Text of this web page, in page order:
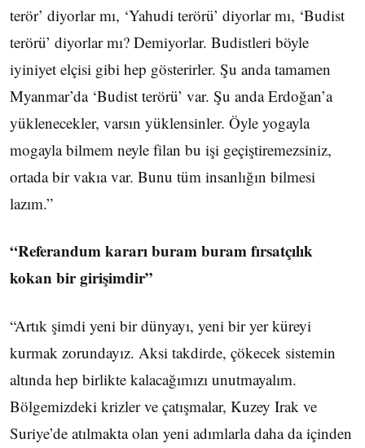
terör’ diyorlar mı, ‘Yahudi terörü’ diyorlar mı, ‘Budist
terörü’ diyorlar mı? Demiyorlar. Budistleri böyle
iyiniyet elçisi gibi hep gösterirler. Şu anda tamamen
Myanmar’da ‘Budist terörü’ var. Şu anda Erdoğan’a
yüklenecekler, varsın yüklensinler. Öyle yogayla
mogayla bilmem neyle filan bu işi geçiştiremezsiniz,
ortada bir vakıa var. Bunu tüm insanlığın bilmesi
lazım.”
“Referandum kararı buram buram fırsatçılık
kokan bir girişimdir”
“Artık şimdi yeni bir dünyayı, yeni bir yer küreyi
kurmak zorundayız. Aksi takdirde, çökecek sistemin
altında hep birlikte kalacağımızı unutmayalım.
Bölgemizdeki krizler ve çatışmalar, Kuzey Irak ve
Suriye’de atılmakta olan yeni adımlarla daha da içinden